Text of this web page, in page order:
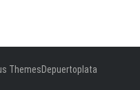
ThemesDepuertoplata